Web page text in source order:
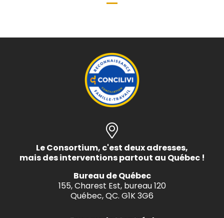
Le Consortium, c'est deux adresses,
mais des interventions partout au Québec !
Bureau de Québec
155, Charest Est, bureau 120
Québec, QC. G1K 3G6